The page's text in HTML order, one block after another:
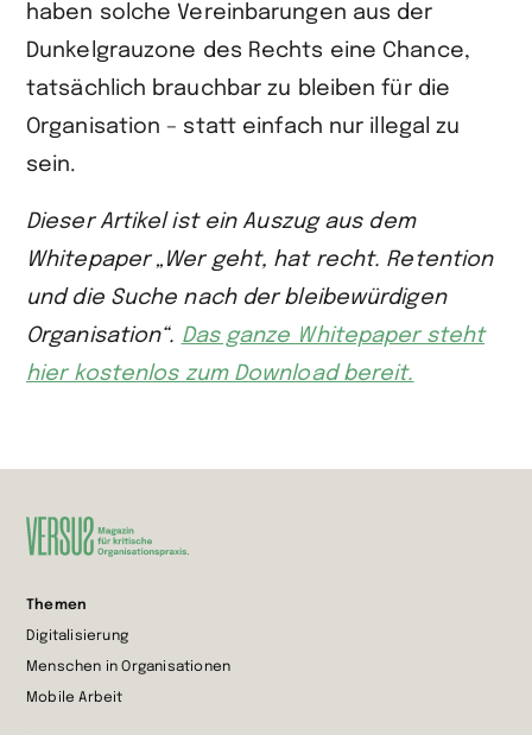
haben solche Vereinbarungen aus der
Dunkelgrauzone des Rechts eine Chance,
tatsächlich brauchbar zu bleiben für die
Organisation – statt einfach nur illegal zu
sein.
Dieser Artikel ist ein Auszug aus dem
Whitepaper „Wer geht, hat recht. Retention
und die Suche nach der bleibewürdigen
Organisation“. Das ganze Whitepaper steht
hier kostenlos zum Download bereit.
Startseite
wechseln
Themen
Digitalisierung
Menschen in Organisationen
Mobile Arbeit